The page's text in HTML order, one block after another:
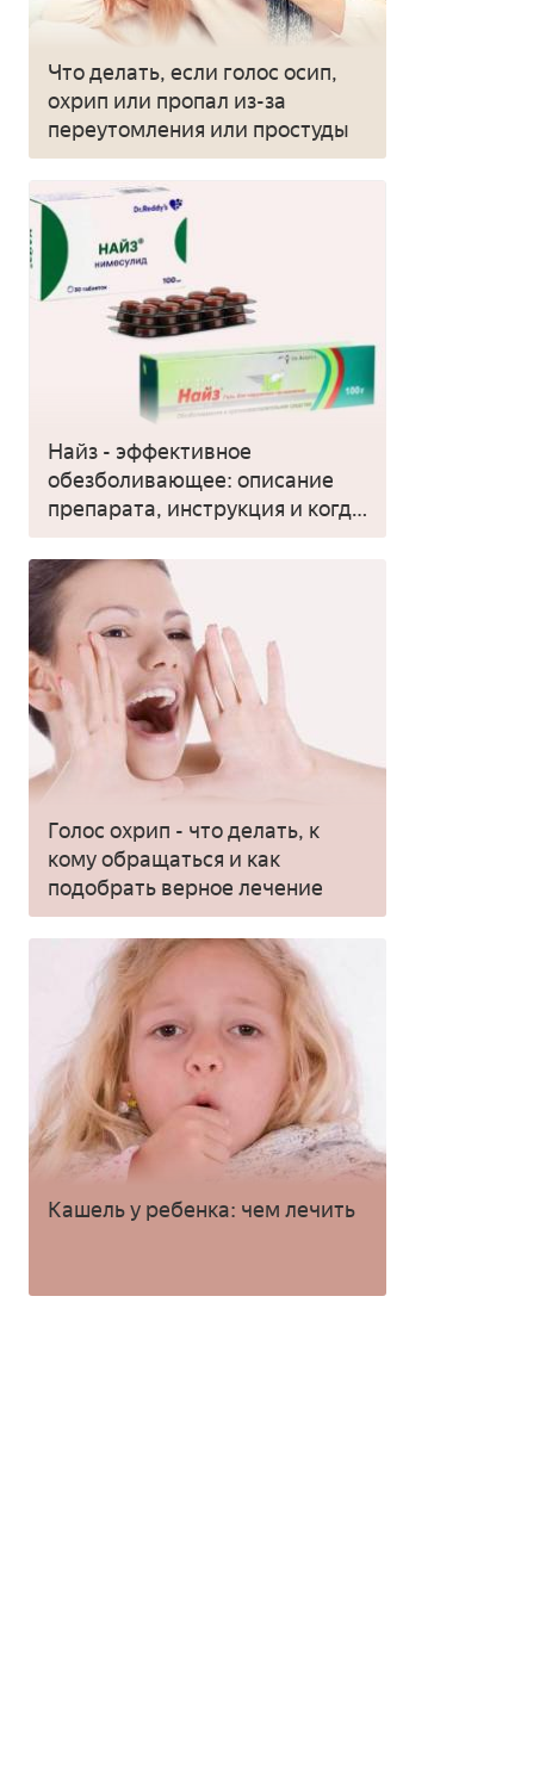
Что делать, если голос осип,
охрип или пропал из-за
переутомления или простуды
Найз - эффективное
обезболивающее: описание
препарата, инструкция и когда
применять
Голос охрип - что делать, к
кому обращаться и как
подобрать верное лечение
Кашель у ребенка: чем лечить